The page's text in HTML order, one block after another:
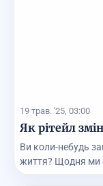
19 трав. '25, 03:00
Як рітейл
Ви коли-небудь
життя? Щодня ми